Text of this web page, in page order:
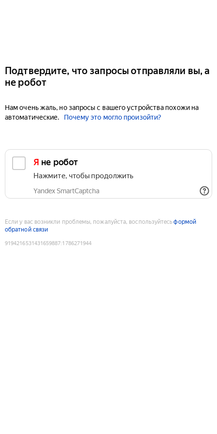
Подтвердите, что запросы отправляли вы, а
не робот
Нам очень жаль, но запросы с вашего устройства похожи на
автоматические.
Почему это могло произойти?
Я не робот
Нажмите, чтобы продолжить
Yandex SmartCaptcha
Если у вас возникли проблемы, пожалуйста, воспользуйтесьформой
обратной связи
9194216531431659887:1786271944